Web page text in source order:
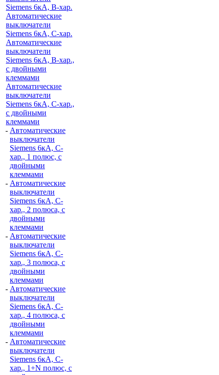
Siemens 6кА, B-хар.
Автоматические
выключатели
Siemens 6кА, С-хар.
Автоматические
выключатели
Siemens 6кА, B-хар.,
с двойными
клеммами
Автоматические
выключатели
Siemens 6кА, C-хар.,
с двойными
клеммами
- Автоматические
выключатели
Siemens 6кА, C-
хар., 1 полюс, с
двойными
клеммами
- Автоматические
выключатели
Siemens 6кА, C-
хар., 2 полюса, с
двойными
клеммами
- Автоматические
выключатели
Siemens 6кА, C-
хар., 3 полюса, с
двойными
клеммами
- Автоматические
выключатели
Siemens 6кА, C-
хар., 4 полюса, с
двойными
клеммами
- Автоматические
выключатели
Siemens 6кА, C-
хар., 1+N полюс, с